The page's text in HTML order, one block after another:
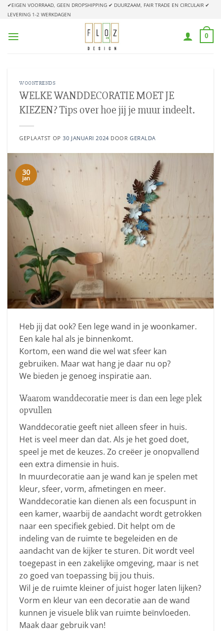
Ga
naar
✔EIGEN VOORRAAD, GEEN DROPSHIPPING ✔ DUURZAAM, FAIR TRADE EN CIRCULAIR ✔
LEVERING 1-2 WERKDAGEN
0
WOONTRENDS
WELKE WANDDECORATIE MOET JE
KIEZEN? Tips over hoe jij je muur indeelt.
GEPLAATST OP30 JANUARI 2024 DOORGERALDA
30
jan
Heb jij dat ook? Een lege wand in je woonkamer.
Een kale hal als je binnenkomt.
Kortom, een wand die wel wat sfeer kan
gebruiken. Maar wat hang je daar nu op?
We bieden je genoeg inspiratie aan.
Waarom wanddecoratie meer is dan een lege plek
opvullen
Wanddecoratie geeft niet alleen sfeer in huis.
Het is veel meer dan dat. Als je het goed doet,
speel je met de keuzes. Zo creëer je onopvallend
een extra dimensie in huis.
In muurdecoratie aan je wand kan je spelen met
kleur, sfeer, vorm, afmetingen en meer.
Wanddecoratie kan dienen als een focuspunt in
een kamer, waarbij de aandacht wordt getrokken
naar een specifiek gebied. Dit helpt om de
indeling van de ruimte te begeleiden en de
aandacht van de kijker te sturen. Dit wordt veel
toegepast in een zakelijke omgeving, maar is net
zo goed van toepassing bij jou thuis.
Wil je de ruimte kleiner of juist hoger laten lijken?
Vorm en kleur van een decoratie aan de wand
kunnen je visuele blik van ruimte beïnvloeden.
Maak daar gebruik van!